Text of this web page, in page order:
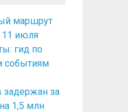
маршрут
11 июля
гид по
событиям
за
1,5 млн